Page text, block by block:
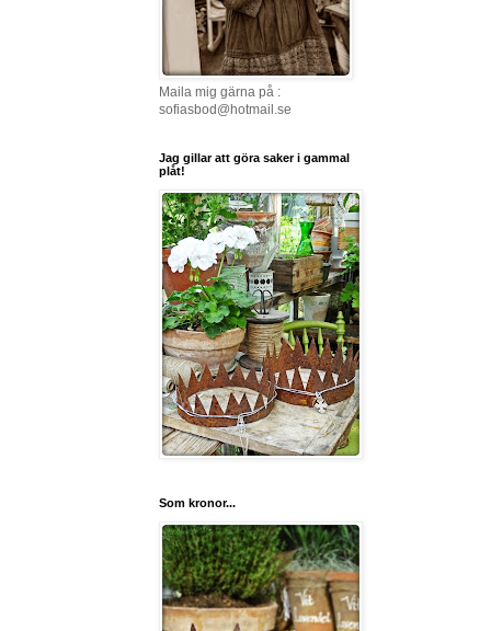
Maila mig gärna på :
sofiasbod@hotmail.se
Jag gillar att göra saker i gammal
plåt!
Som kronor...